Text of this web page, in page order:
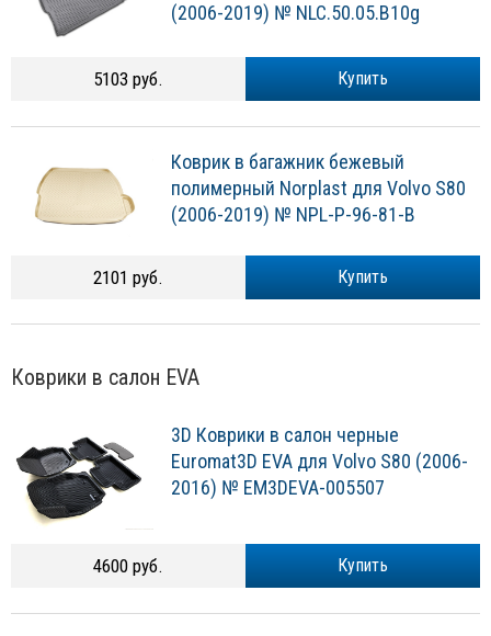
(2006-2019) № NLC.50.05.B10g
Купить
5103 руб.
Коврик в багажник бежевый
полимерный Norplast для Volvo S80
(2006-2019) № NPL-P-96-81-B
Купить
2101 руб.
Коврики в салон EVA
3D Коврики в салон черные
Euromat3D EVA для Volvo S80 (2006-
2016) № EM3DEVA-005507
Купить
4600 руб.